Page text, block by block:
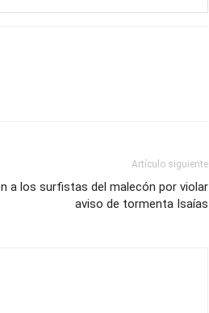
Artículo siguiente
a los surfistas del malecón por violar
aviso de tormenta Isaías